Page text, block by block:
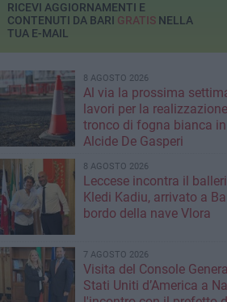
RICEVI AGGIORNAMENTI E
CONTENUTI DA BARI GRATISNELLA
TUA E-MAIL
8 AGOSTO 2026
Al via la prossima
lavori per la
tronco di fogna bianca
Alcide De Gasperi
8 AGOSTO 2026
Leccese incontra il
Kledi Kadiu, arrivato a
bordo della nave Vlora
7 AGOSTO 2026
Visita del Console
Stati Uniti d’America a